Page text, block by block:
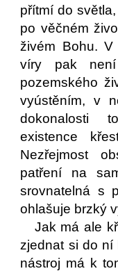
přítmí do
po věčném
živém Bohu. V
víry pak není
pozemského
vyústěním, v
dokonalosti
existence
Nezřejmost
patření na
srovnatelná s
ohlašuje brzký
Jak má ale
zjednat si do ní
nástroj má k